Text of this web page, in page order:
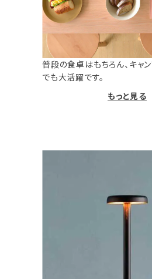
普段の食卓はもちろん、キャ
でも大活躍です。
もっと見る